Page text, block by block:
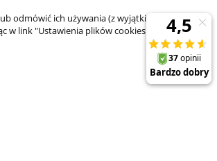
odmówić ich używania (z wyjątkiem
w link "Ustawienia plików cookies" na dole